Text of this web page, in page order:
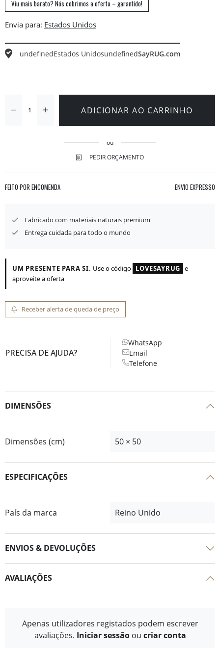
Viu mais barato? Nós cobrimos a oferta – garantido!
Envia para:
undefinedEstados UnidosundefinedSayRUG.com
ADICIONAR AO CARRINHO
ou
PEDIR ORÇAMENTO
FEITO POR ENCOMENDA ENVIO EXPRESSO
Fabricado com materiais naturais premium
Entrega cuidada para todo o mundo
UM PRESENTE PARA SI. Use o código LOVESAYRUG e
aproveite a oferta
Receber alerta de queda de preço
PRECISA DE AJUDA?
WhatsApp
Email
Telefone
DIMENSÕES
Dimensões (cm) 50 × 50
ESPECIFICAÇÕES
País da marca Reino Unido
ENVIOS & DEVOLUÇÕES
AVALIAÇÕES
Apenas utilizadores registados podem escrever
avaliações. Iniciar sessão ou criar conta